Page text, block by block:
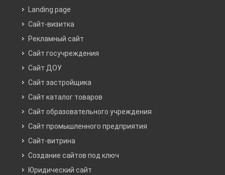
Landing page
Сайт-визитка
Рекламный сайт
Сайт госучреждения
Сайт ДОУ
Сайт застройщика
Сайт каталог товаров
Сайт образовательного учреждения
Сайт промышленного предприятия
Сайт-витрина
Создание сайтов под ключ
Юридический сайт